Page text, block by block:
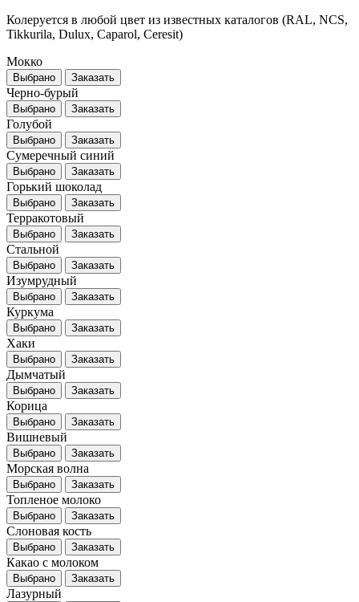
Колеруется в любой цвет из известных каталогов (RAL, NCS,
Tikkurila, Dulux, Caparol, Ceresit)
Мокко
Выбрано Заказать
Черно-бурый
Выбрано Заказать
Голубой
Выбрано Заказать
Сумеречный синий
Выбрано Заказать
Горький шоколад
Выбрано Заказать
Терракотовый
Выбрано Заказать
Стальной
Выбрано Заказать
Изумрудный
Выбрано Заказать
Куркума
Выбрано Заказать
Хаки
Выбрано Заказать
Дымчатый
Выбрано Заказать
Корица
Выбрано Заказать
Вишневый
Выбрано Заказать
Морская волна
Выбрано Заказать
Топленое молоко
Выбрано Заказать
Слоновая кость
Выбрано Заказать
Какао с молоком
Выбрано Заказать
Лазурный